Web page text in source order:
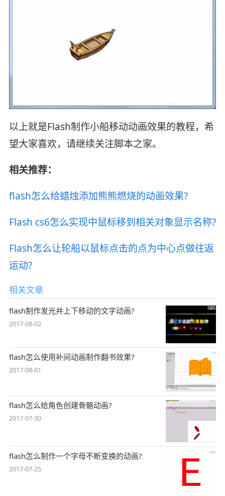
以上就是Flash制作小船移动动画效果的教程，希
望大家喜欢，请继续关注脚本之家。
相关推荐：
flash怎么给蜡烛添加熊熊燃烧的动画效果?
Flash cs6怎么实现中鼠标移到相关对象显示名称?
Flash怎么让轮船以鼠标点击的点为中心点做往返
运动?
相关文章
flash制作发光并上下移动的文字动画?
2017-08-02
flash怎么使用补间动画制作翻书效果?
2017-08-01
flash怎么给角色创建骨骼动画?
2017-07-30
flash怎么制作一个字母不断变换的动画?
2017-07-25